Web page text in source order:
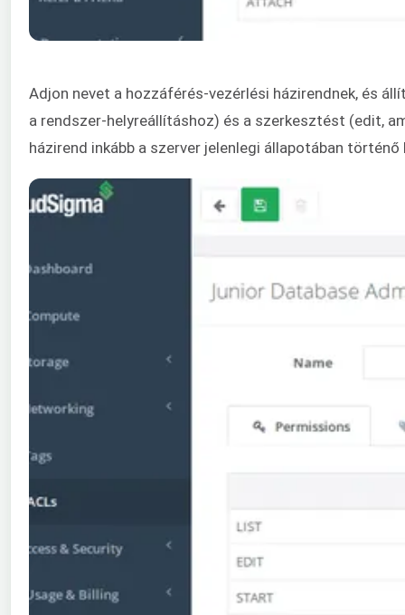
Adjon nevet a hozzáférés-vezérlési házirendnek, és
a rendszer-helyreállításhoz) és a szerkesztést (edit,
házirend inkább a szerver jelenlegi állapotában